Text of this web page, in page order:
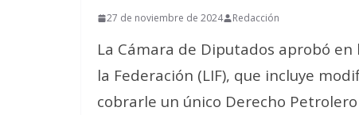
27 de noviembre de 2024 Redacción
La Cámara de Diputados aprobó
la Federación (LIF), que incluye
cobrarle un único Derecho